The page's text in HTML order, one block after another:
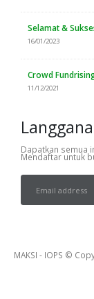
Selamat &
16/01/2023
Crowd
11/12/2021
Dapatkan semua
Mendaftar untuk
MAKSI - IOPS ©